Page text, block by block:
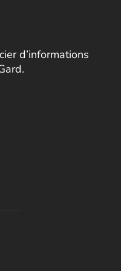
d’informations